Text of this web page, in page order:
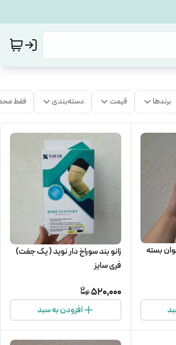
برندها قیمت دسته‌بندی فقط
بسته
زانو بند سوراخ دار نوید ( یک جفت)
فری سایز
520,000
افزودن به سبد